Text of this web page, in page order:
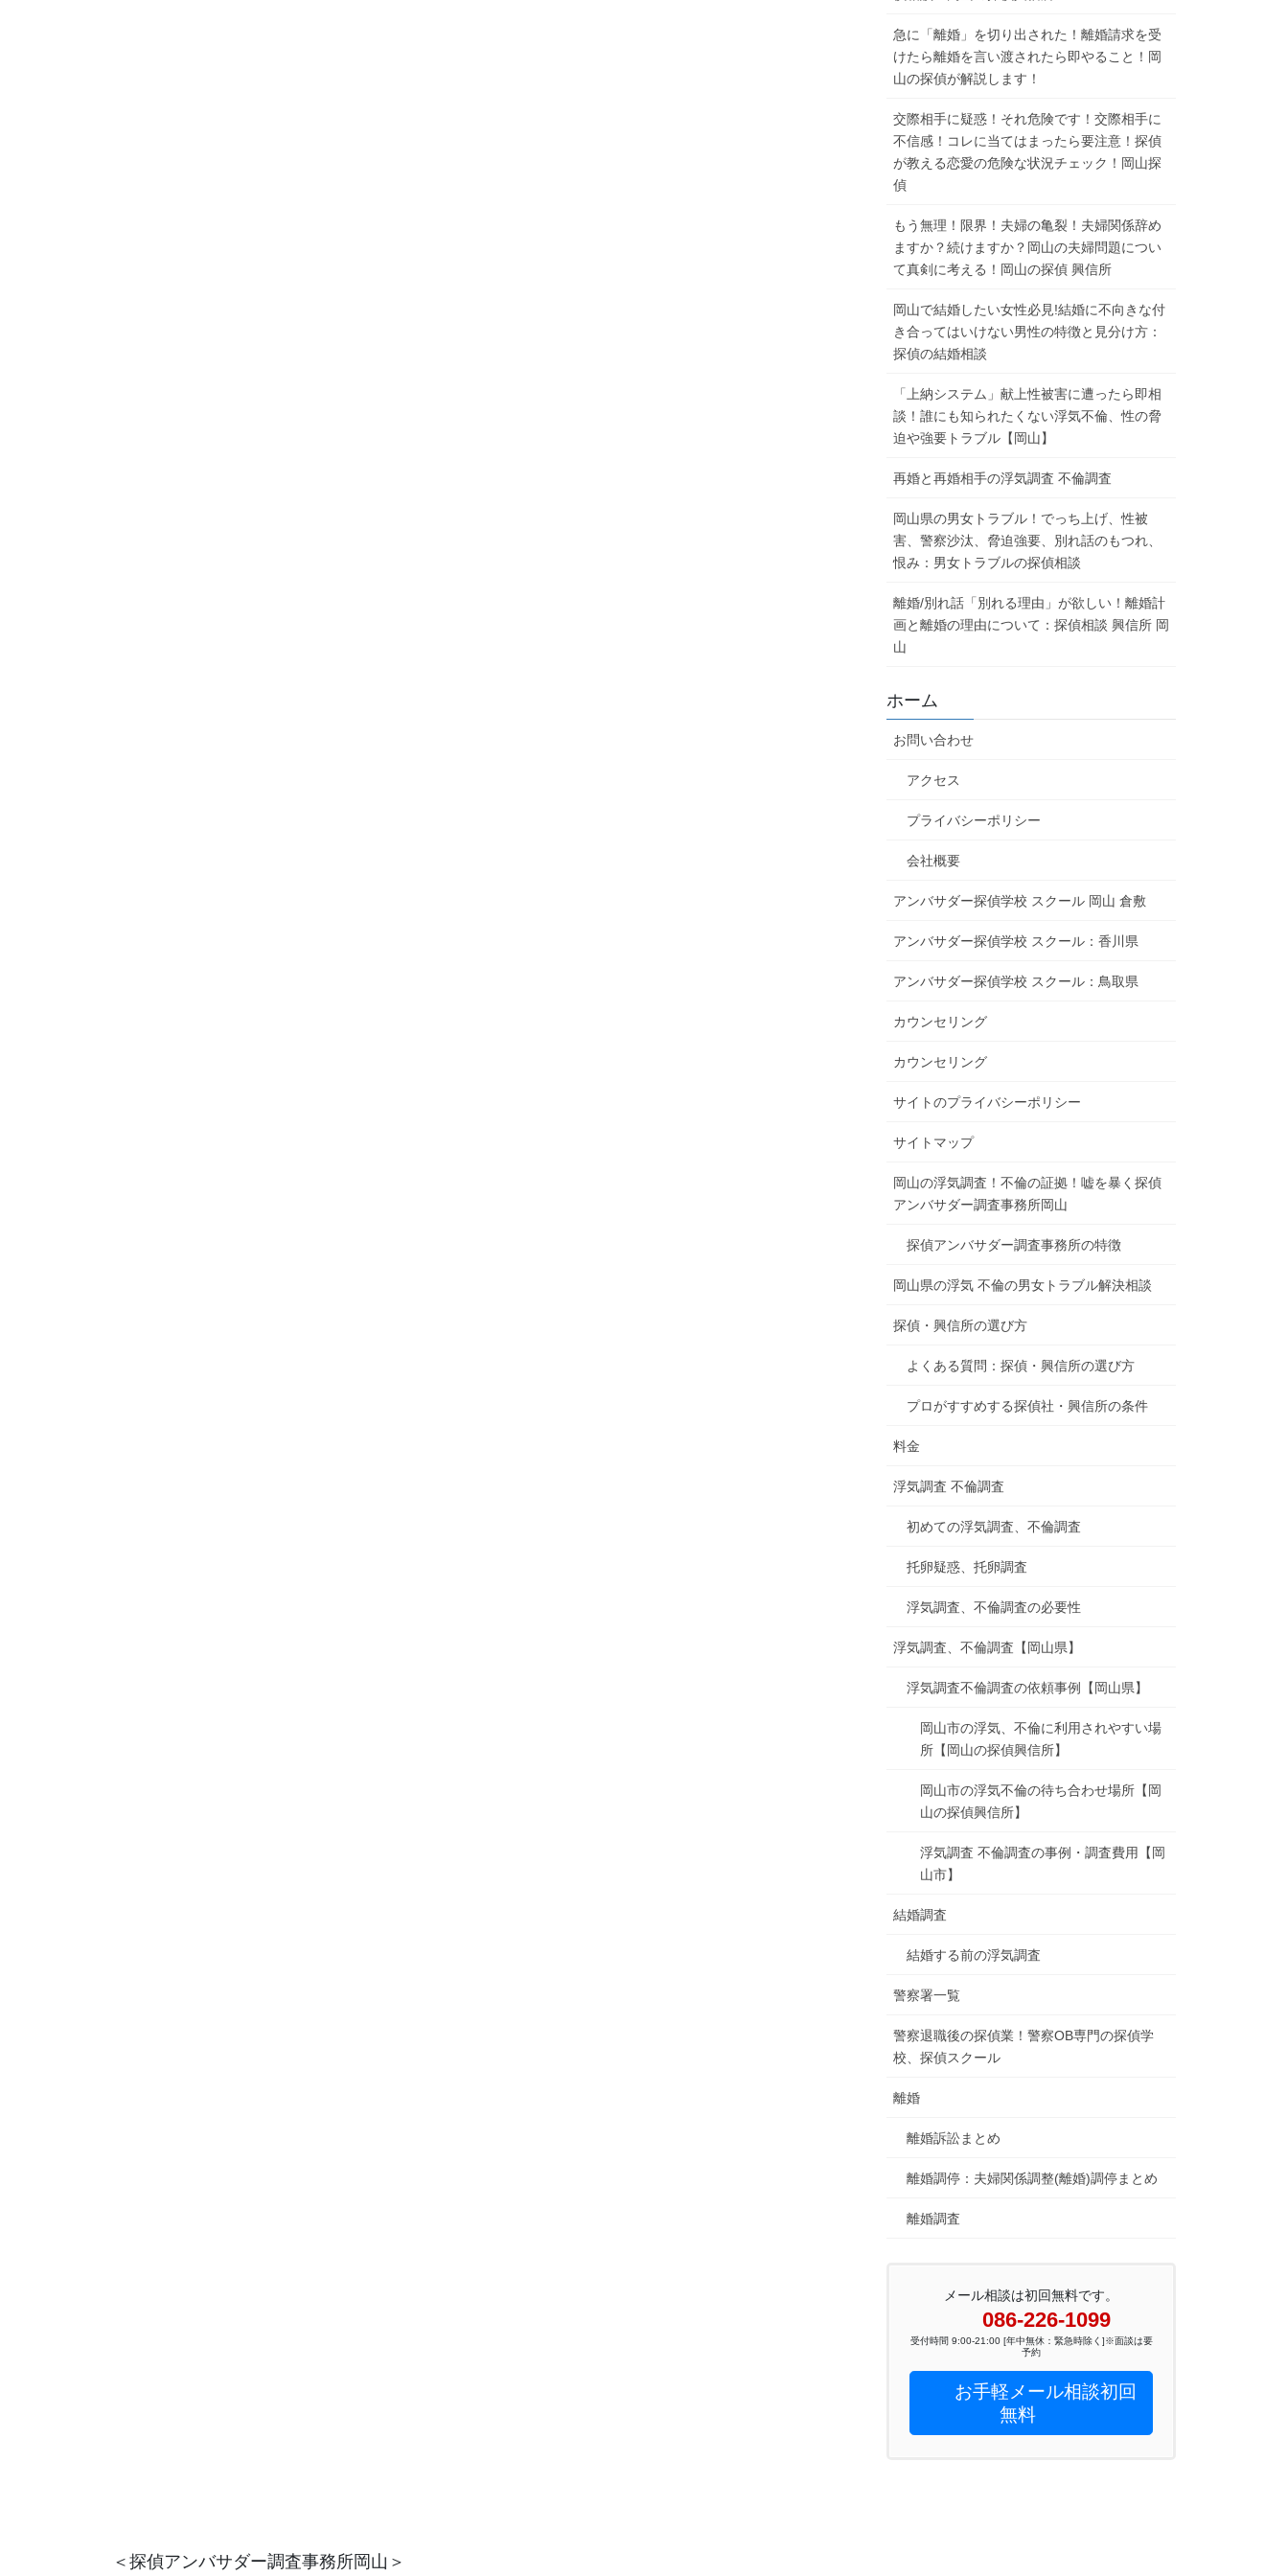
急に「離婚」を切り出された！離婚請求を受
けたら離婚を言い渡されたら即やること！岡
山の探偵が解説します！
交際相手に疑惑！それ危険です！交際相手に
不信感！コレに当てはまったら要注意！探偵
が教える恋愛の危険な状況チェック！岡山探
偵
もう無理！限界！夫婦の亀裂！夫婦関係辞め
ますか？続けますか？岡山の夫婦問題につい
て真剣に考える！岡山の探偵 興信所
岡山で結婚したい女性必見!結婚に不向きな付
き合ってはいけない男性の特徴と見分け方：
探偵の結婚相談
「上納システム」献上性被害に遭ったら即相
談！誰にも知られたくない浮気不倫、性の脅
迫や強要トラブル【岡山】
再婚と再婚相手の浮気調査 不倫調査
岡山県の男女トラブル！でっち上げ、性被
害、警察沙汰、脅迫強要、別れ話のもつれ、
恨み：男女トラブルの探偵相談
離婚/別れ話「別れる理由」が欲しい！離婚計
画と離婚の理由について：探偵相談 興信所 岡
山
ホーム
お問い合わせ
アクセス
プライバシーポリシー
会社概要
アンバサダー探偵学校 スクール 岡山 倉敷
アンバサダー探偵学校 スクール：香川県
アンバサダー探偵学校 スクール：鳥取県
カウンセリング
カウンセリング
サイトのプライバシーポリシー
サイトマップ
岡山の浮気調査！不倫の証拠！嘘を暴く探偵
アンバサダー調査事務所岡山
探偵アンバサダー調査事務所の特徴
岡山県の浮気 不倫の男女トラブル解決相談
探偵・興信所の選び方
よくある質問：探偵・興信所の選び方
プロがすすめする探偵社・興信所の条件
料金
浮気調査 不倫調査
初めての浮気調査、不倫調査
托卵疑惑、托卵調査
浮気調査、不倫調査の必要性
浮気調査、不倫調査【岡山県】
浮気調査不倫調査の依頼事例【岡山県】
岡山市の浮気、不倫に利用されやすい場
所【岡山の探偵興信所】
岡山市の浮気不倫の待ち合わせ場所【岡
山の探偵興信所】
浮気調査 不倫調査の事例・調査費用【岡
山市】
結婚調査
結婚する前の浮気調査
警察署一覧
警察退職後の探偵業！警察OB専門の探偵学
校、探偵スクール
離婚
離婚訴訟まとめ
離婚調停：夫婦関係調整(離婚)調停まとめ
離婚調査
メール相談は初回無料です。
086-226-1099
受付時間 9:00-21:00 [年中無休：緊急時除く]※面談は要
予約
お手軽メール相談初回
無料
＜探偵アンバサダー調査事務所岡山＞